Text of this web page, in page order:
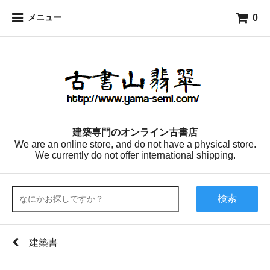
メニュー 0
建築専門のオンライン古書店
We are an online store, and do not have a physical store.
We currently do not offer international shipping.
検索
建築書